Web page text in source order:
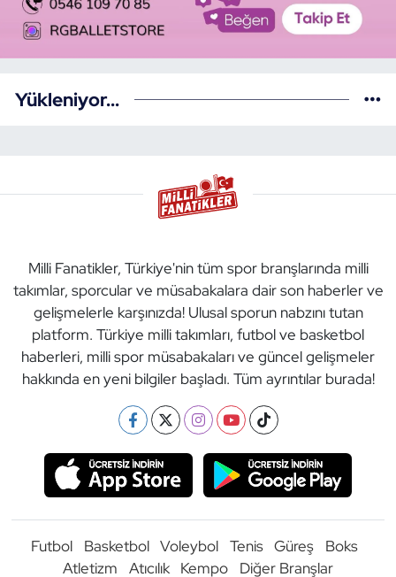
Yükleniyor...
Milli Fanatikler, Türkiye'nin tüm spor branşlarında milli
takımlar, sporcular ve müsabakalara dair son haberler ve
gelişmelerle karşınızda! Ulusal sporun nabzını tutan
platform. Türkiye milli takımları, futbol ve basketbol
haberleri, milli spor müsabakaları ve güncel gelişmeler
hakkında en yeni bilgiler başladı. Tüm ayrıntılar burada!
Futbol Basketbol Voleybol Tenis Güreş
Boks
Atletizm
Atıcılık Kempo Diğer Branşlar